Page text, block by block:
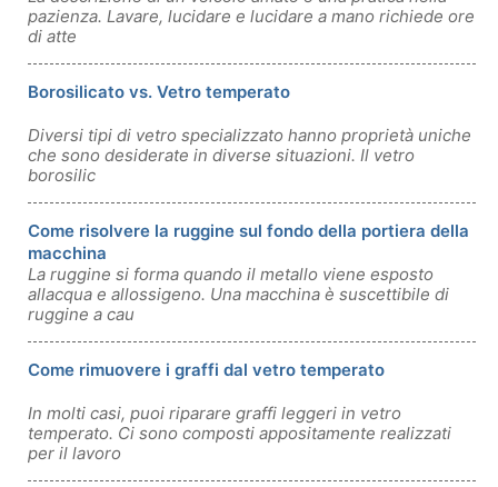
pazienza. Lavare, lucidare e lucidare a mano richiede ore
di atte
Borosilicato vs. Vetro temperato
Diversi tipi di vetro specializzato hanno proprietà uniche
che sono desiderate in diverse situazioni. Il vetro
borosilic
Come risolvere la ruggine sul fondo della portiera della
macchina
La ruggine si forma quando il metallo viene esposto
allacqua e allossigeno. Una macchina è suscettibile di
ruggine a cau
Come rimuovere i graffi dal vetro temperato
In molti casi, puoi riparare graffi leggeri in vetro
temperato. Ci sono composti appositamente realizzati
per il lavoro